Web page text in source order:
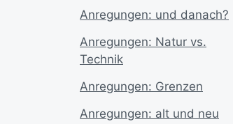
Anregungen: und danach?
Anregungen: Natur vs.
Technik
Anregungen: Grenzen
Anregungen: alt und neu